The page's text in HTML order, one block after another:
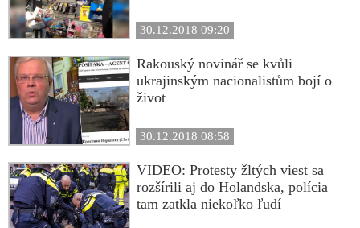
30.12.2018 09:20
Rakouský novinář se kvůli
ukrajinským nacionalistům bojí o
život
30.12.2018 08:58
VIDEO: Protesty žltých viest sa
rozšírili aj do Holandska, polícia
tam zatkla niekoľko ľudí